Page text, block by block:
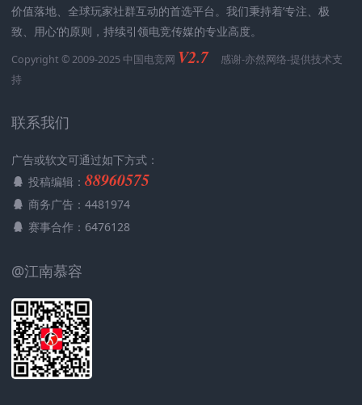
价值落地、全球玩家社群互动的首选平台。我们秉持着’专注、极
致、用心‘的原则，持续引领电竞传媒的专业高度。
Copyright © 2009-2025 中国电竞网 V2.7 感谢-亦然网络-提供技术支
持
联系我们
广告或软文可通过如下方式：
投稿编辑： 88960575
商务广告：4481974
赛事合作：6476128
@江南慕容